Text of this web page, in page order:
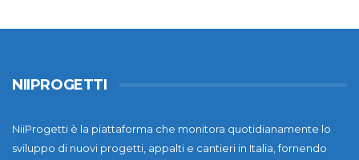
NIIPROGETTI
NiiProgetti è la piattaforma che monitora quotidianamente lo
sviluppo di nuovi progetti, appalti e cantieri in Italia, fornendo